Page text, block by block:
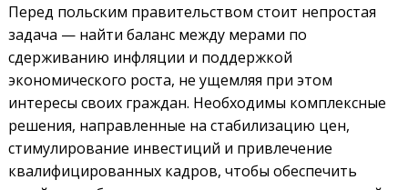
Перед польским правительством стоит непростая
задача — найти баланс между мерами по
сдерживанию инфляции и поддержкой
экономического роста, не ущемляя при этом
интересы своих граждан. Необходимы комплексные
решения, направленные на стабилизацию цен,
стимулирование инвестиций и привлечение
квалифицированных кадров, чтобы обеспечить